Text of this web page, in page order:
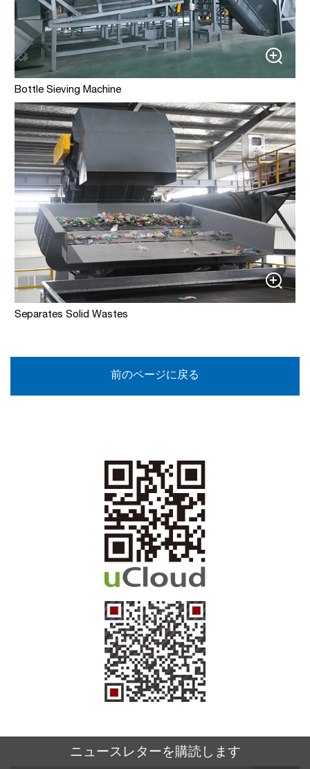
Bottle Sieving Machine
Separates Solid Wastes
前のページに戻る
ニュースレターを購読します